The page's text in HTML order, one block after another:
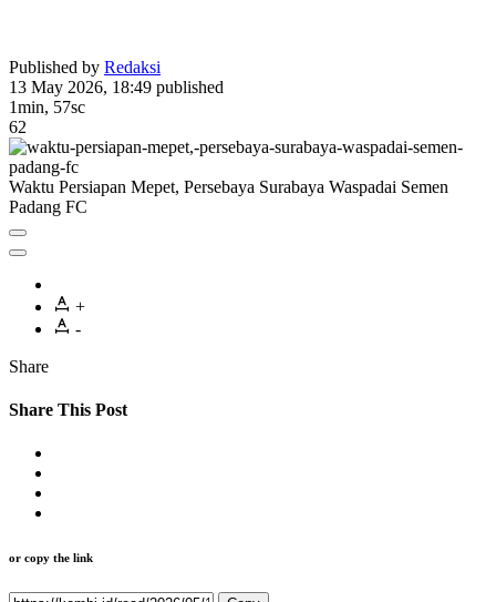
Published by Redaksi
13 May 2026, 18:49 published
1min, 57sc
62
Waktu Persiapan Mepet, Persebaya Surabaya Waspadai Semen
Padang FC
+
-
Share
Share This Post
or copy the link